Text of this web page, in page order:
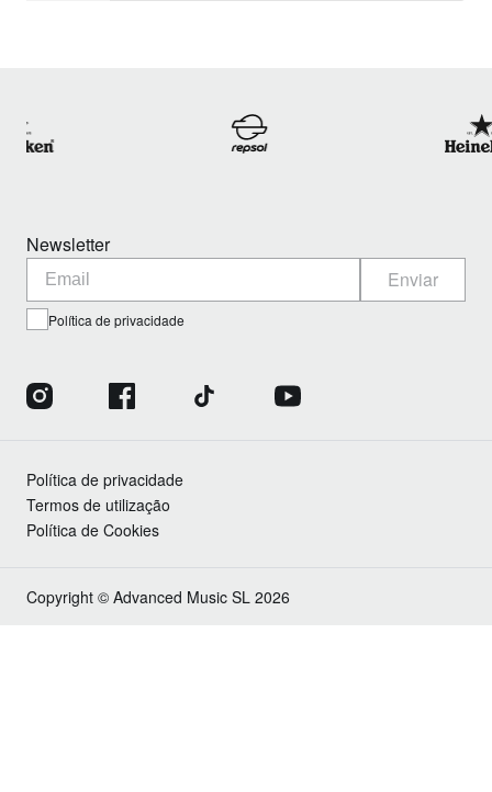
Newsletter
Enviar
Política de privacidade
Política de privacidade
Termos de utilização
Política de Cookies
Copyright © Advanced Music SL 2026